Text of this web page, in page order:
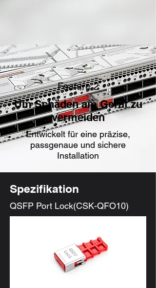
Feature 2
Um Schäden am Gerät zu
vermeiden
Entwickelt für eine präzise,
passgenaue und sichere
Installation
Spezifikation
QSFP Port Lock(CSK-QFO10)